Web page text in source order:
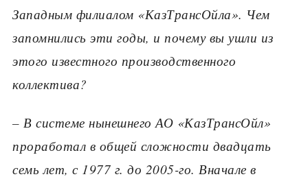
Западным филиалом «КазТрансОйла». Чем
запомнились эти годы, и почему вы ушли из
этого известного производственного
коллектива?
– В системе нынешнего АО «КазТрансОйл»
проработал в общей сложности двадцать
семь лет, с 1977 г. до 2005-го. Вначале в